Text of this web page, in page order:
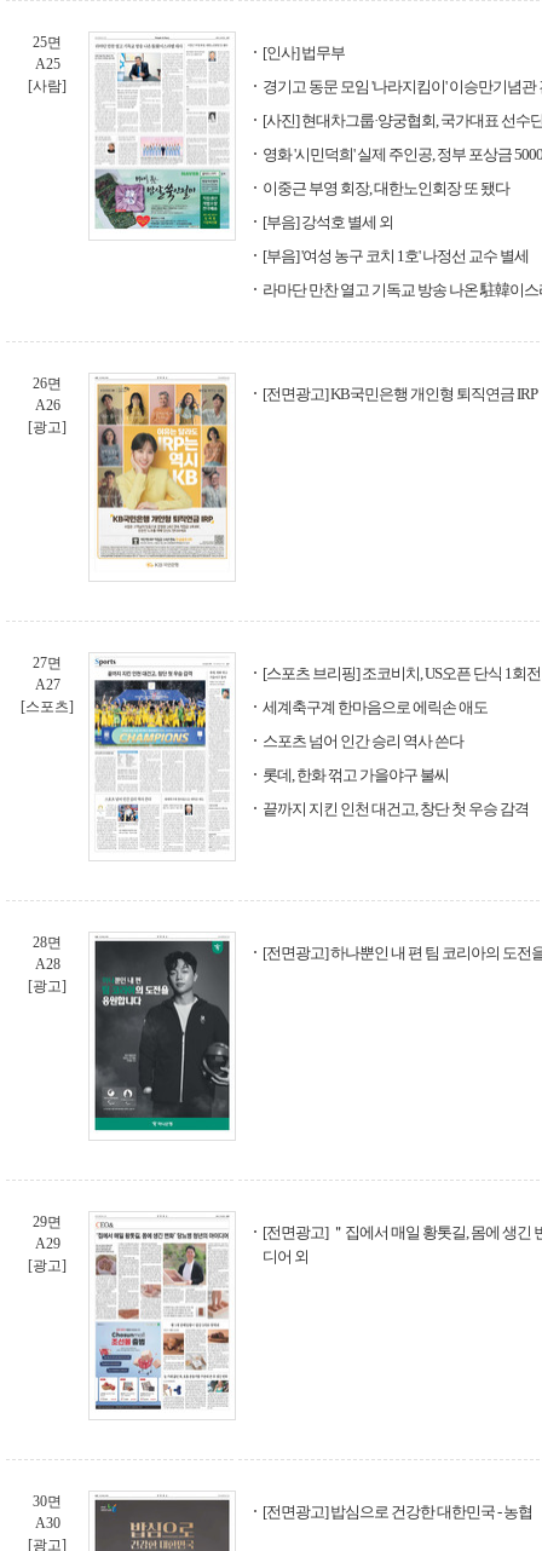
25면
A25
[사람]
[인사] 법무부
경기고 동문 모임 '나라지킴이' 이승만기념관
[사진] 현대차그룹·양궁협회, 국가대표 선수
영화 '시민덕희' 실제 주인공, 정부 포상금
이중근 부영 회장, 대한노인회장 또 됐다
[부음] 강석호 별세 외
[부음] '여성 농구 코치 1호' 나정선 교수 별세
라마단 만찬 열고 기독교 방송 나온 駐韓이
26면
A26
[광고]
[전면광고] KB국민은행 개인형 퇴직연금 IRP
27면
A27
[스포츠]
[스포츠 브리핑] 조코비치, US오픈 단식 1회
세계축구계 한마음으로 에릭손 애도
스포츠 넘어 인간 승리 역사 쓴다
롯데, 한화 꺾고 가을야구 불씨
끝까지 지킨 인천 대건고, 창단 첫 우승 감격
28면
A28
[광고]
[전면광고] 하나뿐인 내 편 팀 코리아의 도전
29면
A29
[광고]
[전면광고] ＂집에서 매일 황톳길, 몸에 생긴
디어 외
30면
A30
[광고]
[전면광고] 밥심으로 건강한 대한민국 - 농협